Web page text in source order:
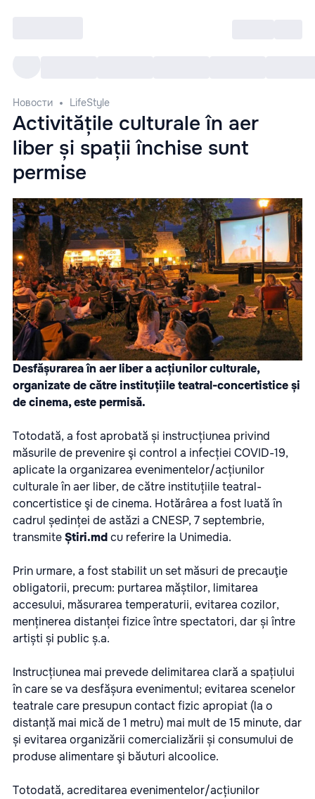
Новости LifeStyle
Activitățile culturale în aer
liber și spații închise sunt
permise
Desfășurarea în aer liber a acțiunilor culturale,
organizate de către instituțiile teatral-concertistice și
de cinema, este permisă.
Totodată, a fost aprobată și instrucțiunea privind
măsurile de prevenire şi control a infecției COVID-19,
aplicate la organizarea evenimentelor/acțiunilor
culturale în aer liber, de către instituțiile teatral-
concertistice şi de cinema. Hotărârea a fost luată în
cadrul ședinței de astăzi a CNESP, 7 septembrie,
transmiteȘtiri.mdcu referire la Unimedia.
Prin urmare, a fost stabilit un set măsuri de precauţie
obligatorii, precum: purtarea măștilor, limitarea
accesului, măsurarea temperaturii, evitarea cozilor,
menținerea distanței fizice între spectatori, dar și între
artiști și public ș.a.
Instrucțiunea mai prevede delimitarea clară a spațiului
în care se va desfășura evenimentul; evitarea scenelor
teatrale care presupun contact fizic apropiat (la o
distanță mai mică de 1 metru) mai mult de 15 minute, dar
și evitarea organizării comercializării și consumului de
produse alimentare şi băuturi alcoolice.
Totodată, acreditarea evenimentelor/acțiunilor